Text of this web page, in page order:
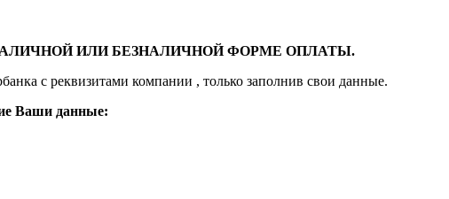
ИЛИ БЕЗНАЛИЧНОЙ ФОРМЕ ОПЛАТЫ.
с реквизитами компании , только заполнив свои данные.
Ваши данные: